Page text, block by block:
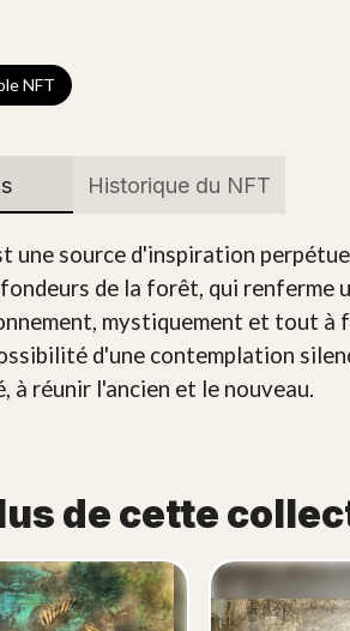
NFT
Historique du NFT
une source d'inspiration
de la forêt, qui
mystiquement et tout à
d'une contemplation
à réunir l'ancien et le nouveau.
de cette